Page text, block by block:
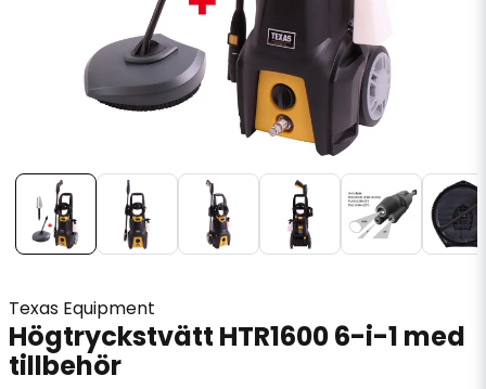
Texas Equipment
Högtryckstvätt HTR1600 6-i-1 med
tillbehör